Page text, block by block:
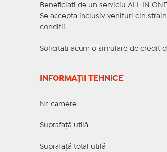
Beneficiati de un serviciu ALL IN
Se accepta inclusiv venituri din
conditii.
Solicitati acum o simulare de credit
INFORMAȚII TEHNICE
Nr. camere
Suprafaţă utilă
Suprafaţă total utilă